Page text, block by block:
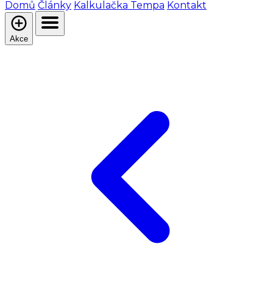
Domů Články Kalkulačka Tempa Kontakt
Akce